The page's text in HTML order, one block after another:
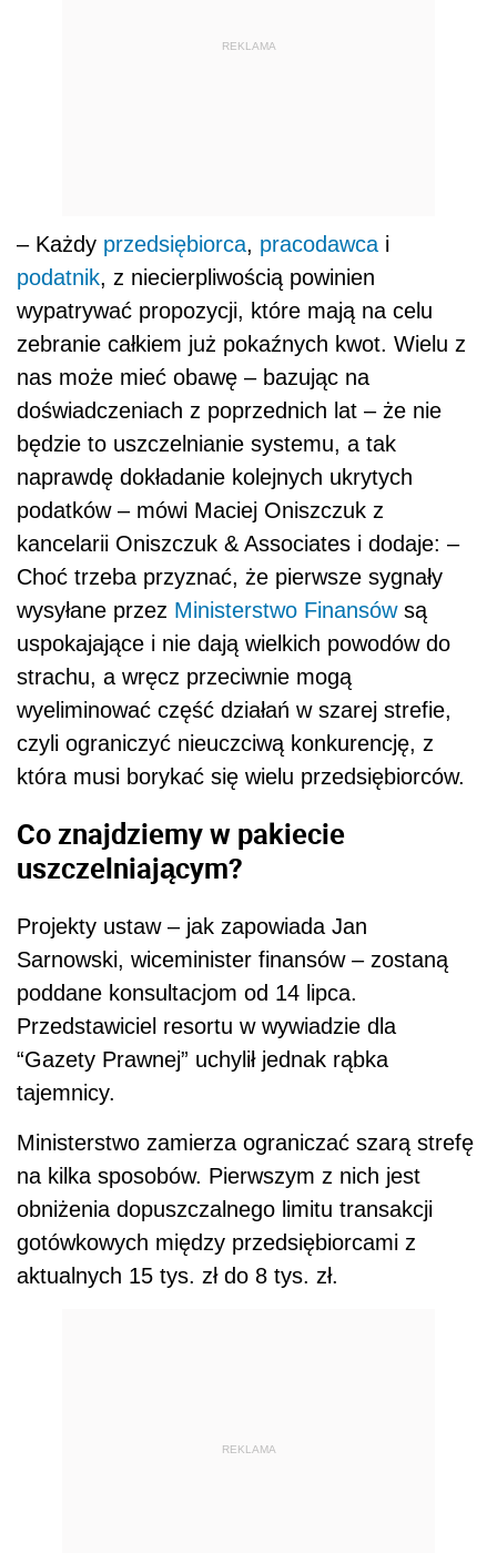
REKLAMA
– Każdy przedsiębiorca, pracodawca i
podatnik, z niecierpliwością powinien
wypatrywać propozycji, które mają na celu
zebranie całkiem już pokaźnych kwot. Wielu z
nas może mieć obawę – bazując na
doświadczeniach z poprzednich lat – że nie
będzie to uszczelnianie systemu, a tak
naprawdę dokładanie kolejnych ukrytych
podatków – mówi Maciej Oniszczuk z
kancelarii Oniszczuk & Associates i dodaje: –
Choć trzeba przyznać, że pierwsze sygnały
wysyłane przez Ministerstwo Finansówsą
uspokajające i nie dają wielkich powodów do
strachu, a wręcz przeciwnie mogą
wyeliminować część działań w szarej strefie,
czyli ograniczyć nieuczciwą konkurencję, z
która musi borykać się wielu przedsiębiorców.
Co znajdziemy w pakiecie
uszczelniającym?
Projekty ustaw – jak zapowiada Jan
Sarnowski, wiceminister finansów – zostaną
poddane konsultacjom od 14 lipca.
Przedstawiciel resortu w wywiadzie dla
“Gazety Prawnej” uchylił jednak rąbka
tajemnicy.
Ministerstwo zamierza ograniczać szarą strefę
na kilka sposobów. Pierwszym z nich jest
obniżenia dopuszczalnego limitu transakcji
gotówkowych między przedsiębiorcami z
aktualnych 15 tys. zł do 8 tys. zł.
REKLAMA